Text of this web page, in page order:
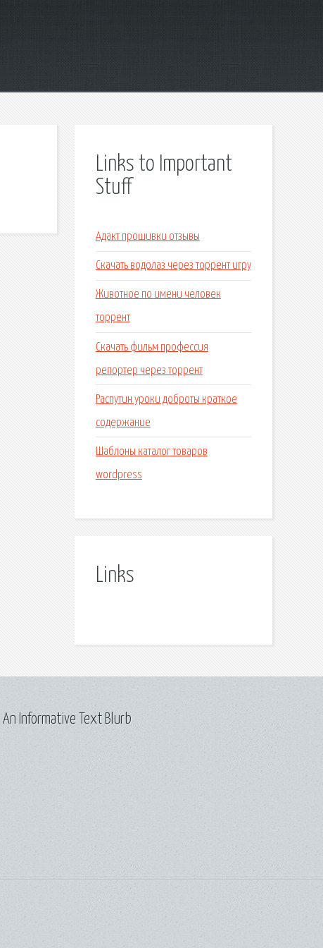
Links to Important
Stuff
Адакт прошивки отзывы
Скачать водолаз через торрент игру
Животное по имени человек
торрент
Скачать фильм профессия
репортер через торрент
Распутин уроки доброты краткое
содержание
Шаблоны каталог товаров
wordpress
Links
An Informative Text Blurb